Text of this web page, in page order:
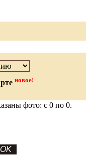
новое!
фото: с 0 по 0.